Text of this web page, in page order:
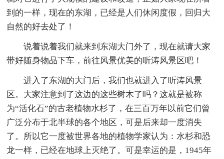
到的一样，现在的东湖，已经是人们休闲度假，回归大
自然的好去处了！
说着说着我们就来到东湖大门外了，现在就请大家
带好随身物品下车，前往风景优美的听涛风景区吧！
进入了东湖的大门后，我们也就进入了听涛风景
区。大家注意到了这边的这些树木了吗？这就是被称
为“活化石”的古老植物水杉了，在三百万年以前它们曾
广泛分布于北半球的各个地区，可是后来却一度消失
了。所以它一度被世界各地的植物学家认为：水杉和恐
龙一样，已经在地球上灭绝了。可是幸运的是，1945年